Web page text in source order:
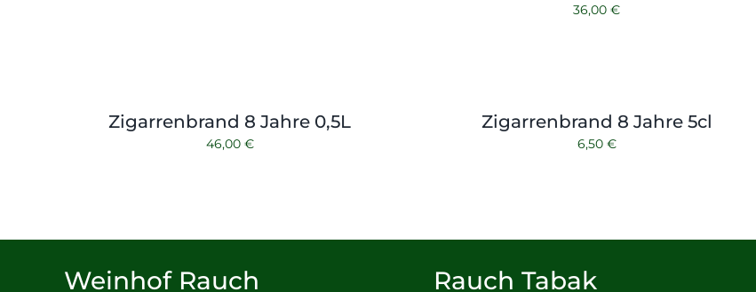
36,00€
Zigarrenbrand 8 Jahre 0,5L
46,00 €
Zigarrenbrand 8 Jahre 5cl
6,50 €
Weinhof Rauch Rauch Tabak